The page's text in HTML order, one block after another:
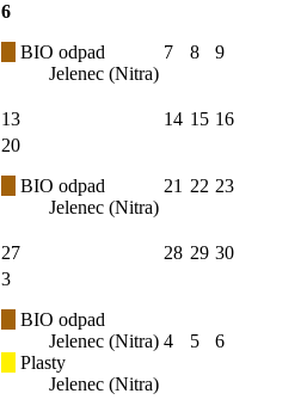
6
BIO odpad
Jelenec (Nitra)
7 8 9
13 14 15 16
20
BIO odpad
Jelenec (Nitra)
21 22 23
27 28 29 30
3
BIO odpad
Jelenec (Nitra)
Plasty
Jelenec (Nitra)
4 5 6